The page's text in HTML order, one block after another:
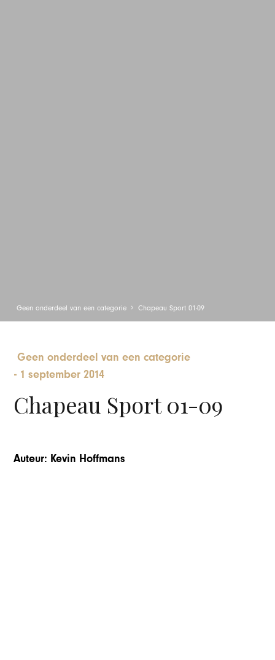
Geen onderdeel van een categorie Chapeau Sport 01-09
Geen onderdeel van een categorie
- 1 september 2014
Chapeau Sport 01-09
Auteur: Kevin Hoffmans